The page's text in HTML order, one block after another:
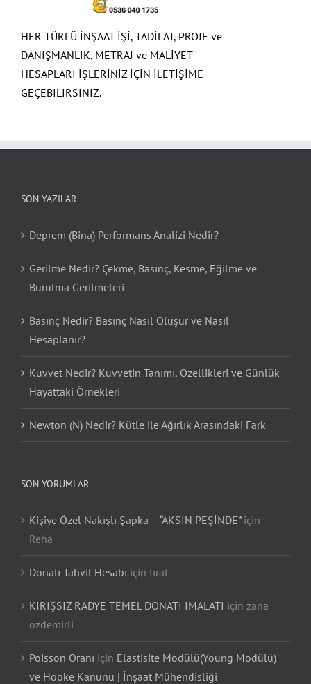
HER TÜRLÜ İNŞAAT İŞİ, TADİLAT, PROJE ve
DANIŞMANLIK, METRAJ ve MALİYET
HESAPLARI İŞLERİNİZ İÇİN İLETİŞİME
GEÇEBİLİRSİNİZ.
SON YAZILAR
Deprem (Bina) Performans Analizi Nedir?
Gerilme Nedir? Çekme, Basınç, Kesme, Eğilme ve
Burulma Gerilmeleri
Basınç Nedir? Basınç Nasıl Oluşur ve Nasıl
Hesaplanır?
Kuvvet Nedir? Kuvvetin Tanımı, Özellikleri ve Günlük
Hayattaki Örnekleri
Newton (N) Nedir? Kütle ile Ağırlık Arasındaki Fark
SON YORUMLAR
Kişiye Özel Nakışlı Şapka – “AKSIN PEŞİNDE”için
Reha
Donatı Tahvil Hesabı için fırat
KİRİŞSİZ RADYE TEMEL DONATI İMALATI için zana
özdemirli
Poisson Oranı için Elastisite Modülü(Young Modülü)
ve Hooke Kanunu | İnşaat Mühendisliği